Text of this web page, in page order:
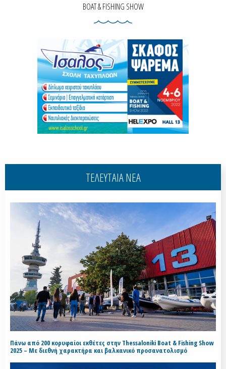
BOAT & FISHING SHOW
ΤΕΛΕΥΤΑΙΑ ΝΕΑ
Πάνω από 200 κορυφαίοι εκθέτες στην Thessaloniki Boat & Fishing Show
2025 – Με διεθνή χαρακτήρα και βαλκανικό προσανατολισμό